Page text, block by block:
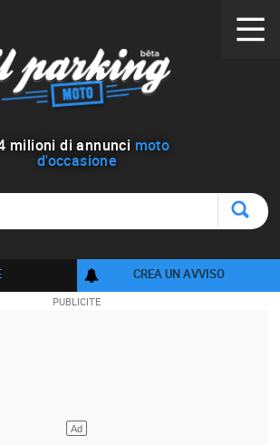
milioni di annunci moto
d'occasione
CREA UN AVVISO